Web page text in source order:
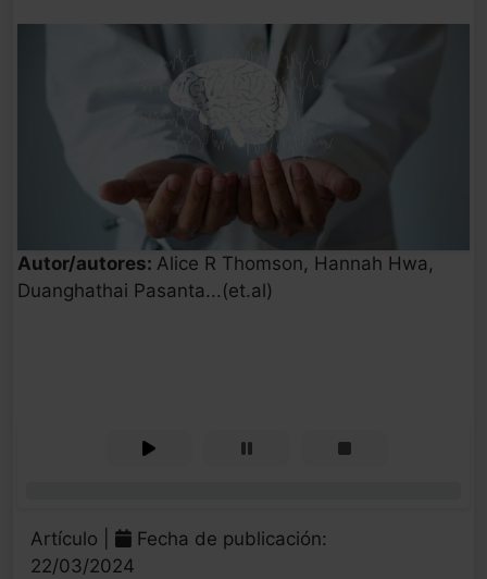
Autor/autores: Alice R Thomson, Hannah Hwa,
Duanghathai Pasanta...(et.al)
Artículo |
Fecha de publicación:
22/03/2024